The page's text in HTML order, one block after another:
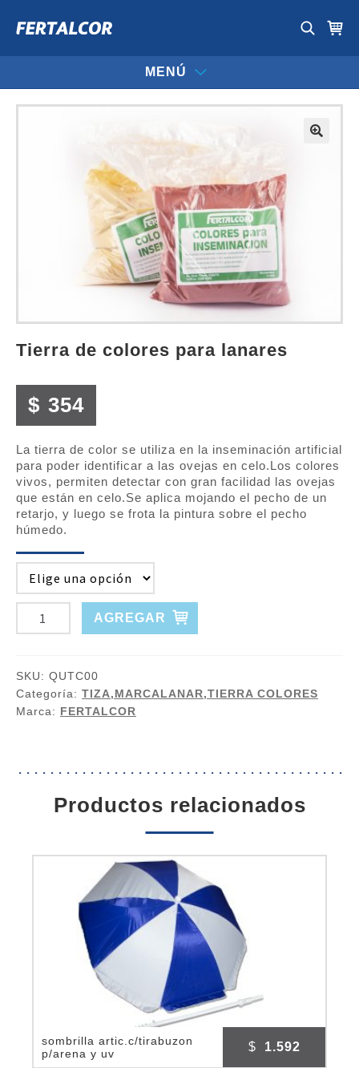
MENÚ
tierra de colores para lanares
$ 354
La tierra de color se utiliza en la inseminación artificial
para poder identificar a las ovejas en celo.Los colores
vivos, permiten detectar con gran facilidad las ovejas
que están en celo.Se aplica mojando el pecho de un
retarjo, y luego se frota la pintura sobre el pecho
húmedo.
TIERRA
DE
PARA
LANARES
cantidad
AGREGAR
SKU: QUTC00
Categoría: TIZA,MARCALANAR,TIERRA COLORES
Marca: FERTALCOR
productos relacionados
sombrilla artic.c/tirabuzon
p/arena y uv
$ 1.592